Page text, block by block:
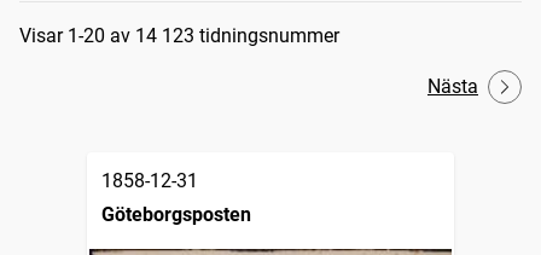
Sökresultat
Visar 1-20 av 14 123 tidningsnummer
Nästa
1858-12-31
Göteborgsposten